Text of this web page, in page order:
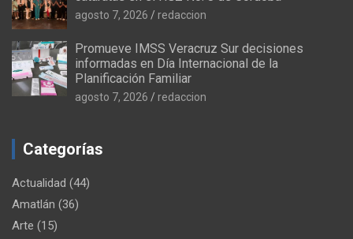
agosto 7, 2026 redaccion
Promueve IMSS Veracruz Sur decisiones
informadas en Día Internacional de la
Planificación Familiar
agosto 7, 2026 redaccion
Categorías
Actualidad (44)
Amatlán (36)
Arte (15)